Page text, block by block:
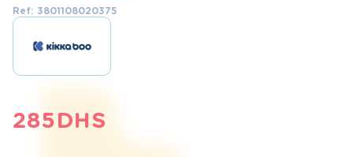
Ref: 3801108020375
285DHS